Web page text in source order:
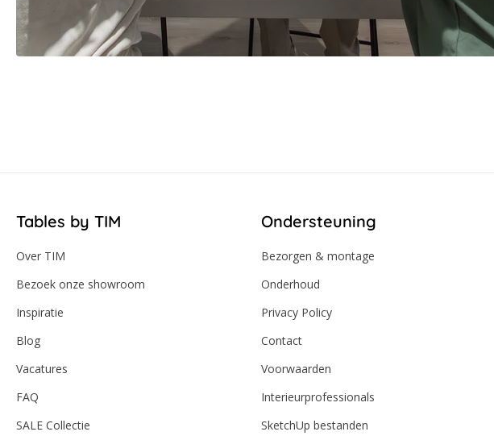
Tables by TIM
Over TIM
Bezoek onze showroom
Inspiratie
Blog
Vacatures
FAQ
SALE Collectie
Ondersteuning
Bezorgen & montage
Onderhoud
Privacy Policy
Contact
Voorwaarden
Interieurprofessionals
SketchUp bestanden